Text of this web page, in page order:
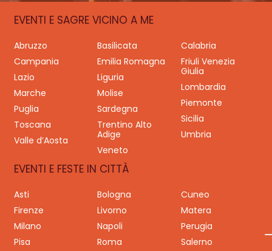
EVENTI E SAGRE VICINO A ME
Abruzzo Basilicata
Calabria
Campania
Emilia Romagna
Friuli Venezia
Giulia
Lazio
Liguria
Lombardia
Marche
Molise
Piemonte
Puglia
Sardegna
Sicilia
Toscana
Trentino Alto
Adige
Umbria
Valle d’Aosta
Veneto
EVENTI E FESTE IN CITTÀ
Asti Bologna
Cuneo
Firenze
Livorno
Matera
Milano
Napoli
Perugia
Pisa
Roma
Salerno